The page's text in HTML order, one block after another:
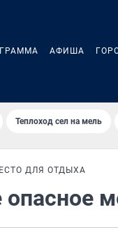
АФИША
Теплоход сел на мель
ДЛЯ ОТДЫХА